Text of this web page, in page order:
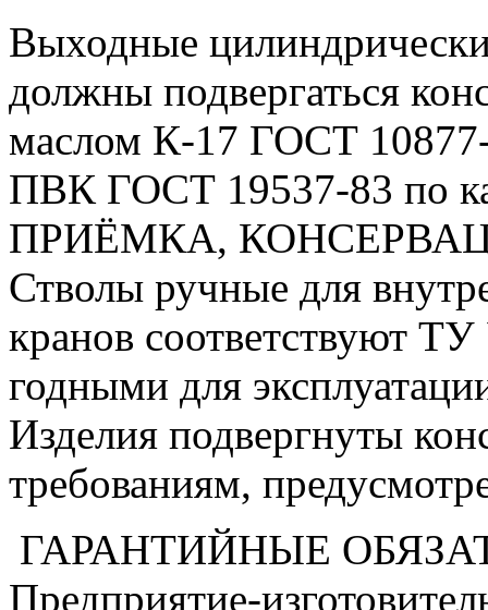
Выходные
должны подвергаться
маслом К-17 ГОСТ
ПВК ГОСТ 19537-83 по
ПРИЁМКА,
Стволы ручные для
кранов соответствуют
годными для
Изделия подвергнуты
требованиям,
ГАРАНТИЙНЫЕ
Предприятие-